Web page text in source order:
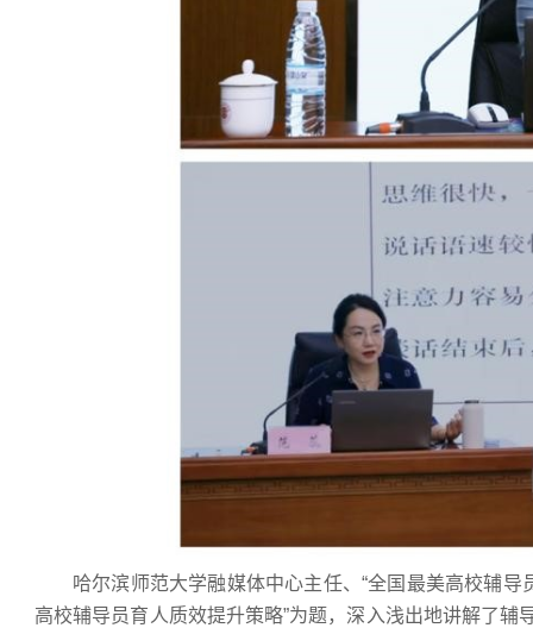
哈尔滨师范大学融媒体中心主任、“全国最美高校辅
高校辅导员育人质效提升策略”为题，深入浅出地讲解了